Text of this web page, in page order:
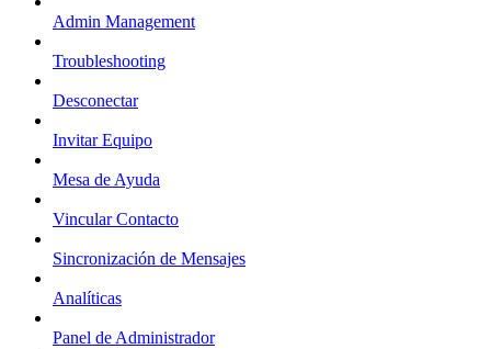
Admin Management
Troubleshooting
Desconectar
Invitar Equipo
Mesa de Ayuda
Vincular Contacto
Sincronización de Mensajes
Analíticas
Panel de Administrador